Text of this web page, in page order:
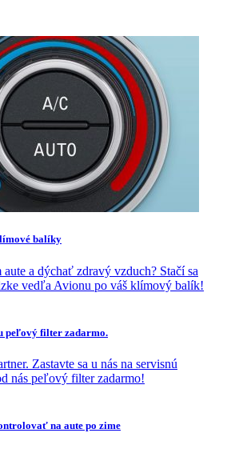
balíky
a dýchať zdravý vzduch? Stačí sa
vedľa Avionu po váš klímový balík!
peľový filter zadarmo.
Zastavte sa u nás na servisnú
nás peľový filter zadarmo!
na aute po zime